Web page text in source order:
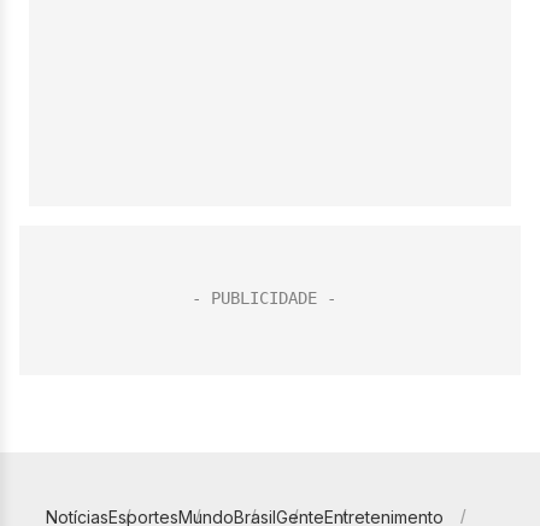
NotíciasEsportesMundoBrasilGenteEntretenimento